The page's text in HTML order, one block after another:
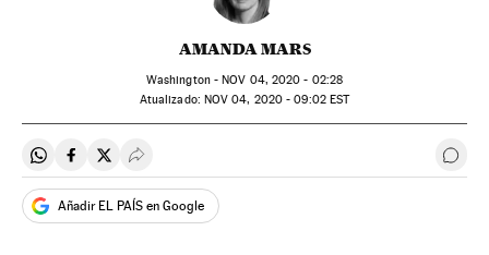
AMANDA MARS
Washington - NOV 04, 2020 - 02:28
atualizado: NOV 04, 2020 - 09:02EST
Compartir en Whatsapp
Compartir en Facebook
Compartir en Twitter
Desplegar Redes Sociales
Añadir EL PAÍS en Google